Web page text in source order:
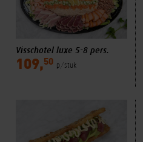
Visschotel luxe 5-8 pers.
109,50 p/stuk